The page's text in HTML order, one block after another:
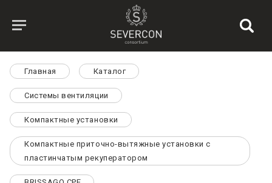
Главная Каталог
Системы вентиляции
Компактные установки
Компактные приточно-вытяжные установки с
пластинчатым рекуператором